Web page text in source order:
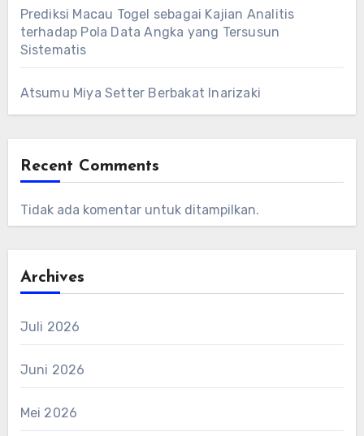
Prediksi Macau Togel sebagai Kajian Analitis
terhadap Pola Data Angka yang Tersusun
Sistematis
Atsumu Miya Setter Berbakat Inarizaki
Recent Comments
Tidak ada komentar untuk ditampilkan.
Archives
Juli 2026
Juni 2026
Mei 2026